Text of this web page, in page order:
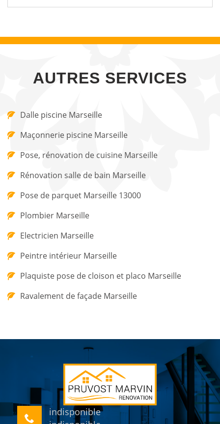
AUTRES SERVICES
Dalle piscine Marseille
Maçonnerie piscine Marseille
Pose, rénovation de cuisine Marseille
Rénovation salle de bain Marseille
Pose de parquet Marseille 13000
Plombier Marseille
Electricien Marseille
Peintre intérieur Marseille
Plaquiste pose de cloison et placo Marseille
Ravalement de façade Marseille
indisponible